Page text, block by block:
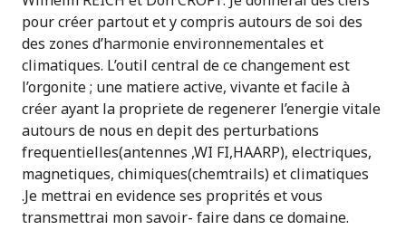
pour créer partout et y compris autours de soi des
des zones d’harmonie environnementales et
climatiques. L’outil central de ce changement est
l’orgonite ; une matiere active, vivante et facile à
créer ayant la propriete de regenerer l’energie vitale
autours de nous en depit des perturbations
frequentielles(antennes ,WI FI,HAARP), electriques,
magnetiques, chimiques(chemtrails) et climatiques
.Je mettrai en evidence ses proprités et vous
transmettrai mon savoir- faire dans ce domaine.